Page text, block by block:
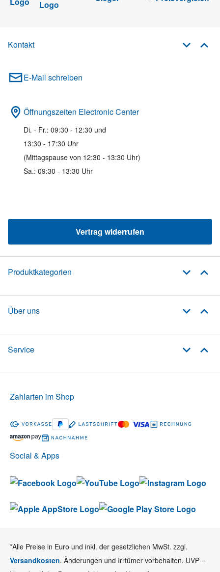
Kontakt
E-Mail schreiben
Öffnungszeiten Electronic Center
Di. - Fr.: 09:30 - 12:30 und
13:30 - 17:30 Uhr
(Mittagspause von 12:30 - 13:30 Uhr)
Sa.: 09:30 - 13:30 Uhr
Vertrag widerrufen
Produktkategorien
Über uns
Service
Social & Apps
Zahlarten im Shop
*Alle Preise in Euro und inkl. der gesetzlichen MwSt. zzgl.
Versandkosten. Änderungen und Irrtümer vorbehalten. UVP =